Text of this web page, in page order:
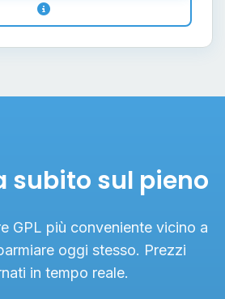
subito sul pieno
GPL più conveniente vicino a
oggi stesso. Prezzi
in tempo reale.